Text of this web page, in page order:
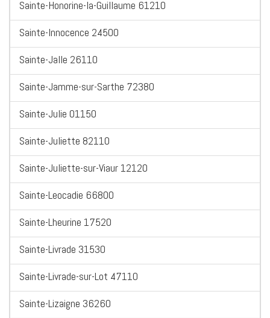
Sainte-Honorine-la-Guillaume 61210
Sainte-Innocence 24500
Sainte-Jalle 26110
Sainte-Jamme-sur-Sarthe 72380
Sainte-Julie 01150
Sainte-Juliette 82110
Sainte-Juliette-sur-Viaur 12120
Sainte-Leocadie 66800
Sainte-Lheurine 17520
Sainte-Livrade 31530
Sainte-Livrade-sur-Lot 47110
Sainte-Lizaigne 36260